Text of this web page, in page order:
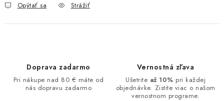
Opýtať sa Strážiť
Doprava zadarmo
Pri nákupe nad 80 € máte od
nás dopravu zadarmo
Vernostná zľava
Ušetrite až 10% pri každej
objednávke. Zistite viac o našom
vernostnom programe.